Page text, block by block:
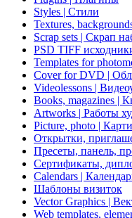
Styles | Стили
Textures,
Scrap sets | Скрап
PSD TIFF
Templates for
Cover for DVD |
Videolessons |
Books, magazines |
Artworks | Работы
Picture, photo |
Открытки,
Пресеты, панель,
Сертификаты,
Calendars |
Шаблоны визиток
Vector Graphics |
Web templates,